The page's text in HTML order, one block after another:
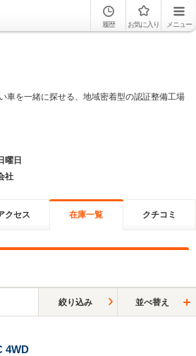
履歴 お気に入り メニュー
車を一緒に探せる、地域密着型の認証整備工場
曜日
社
クセス 在庫一覧 クチコミ
絞り込み 並べ替え
4WD